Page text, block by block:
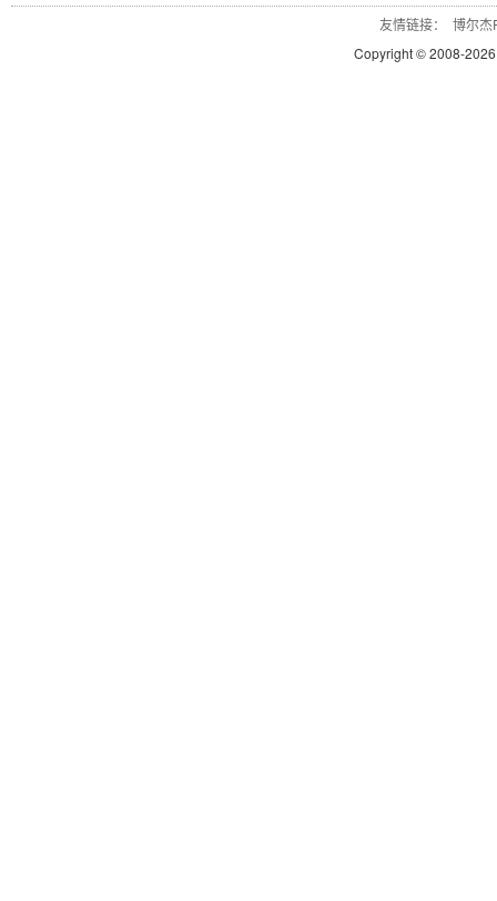
友情链接：
博尔杰
Copyright © 2008-2026